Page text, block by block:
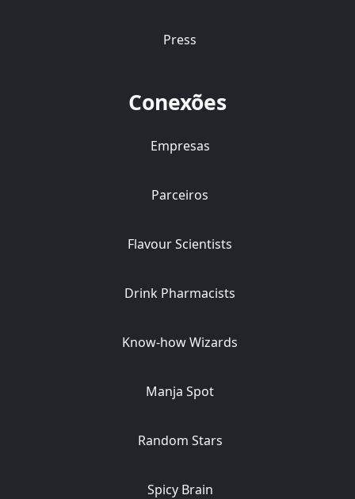
Press
Conexões
Empresas
Parceiros
Flavour Scientists
Drink Pharmacists
Know-how Wizards
Manja Spot
Random Stars
Spicy Brain